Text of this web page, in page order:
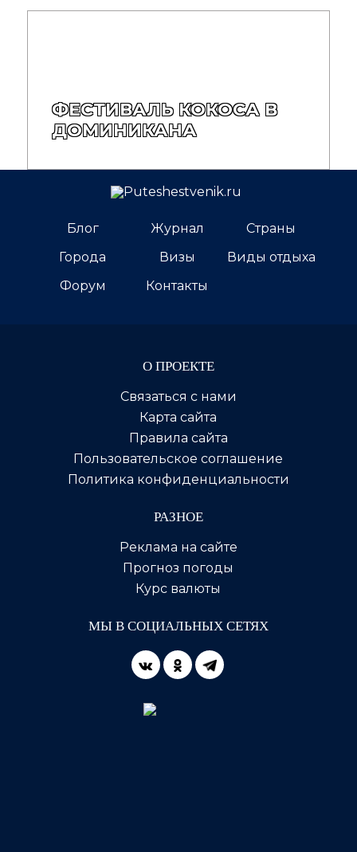
ФЕСТИВАЛЬ КОКОСА В
ДОМИНИКАНА
Блог Журнал
Страны
Города
Визы
Виды отдыха
Форум
Контакты
О ПРОЕКТЕ
Связаться с нами
Карта сайта
Правила сайта
Пользовательское соглашение
Политика конфиденциальности
РАЗНОЕ
Реклама на сайте
Прогноз погоды
Курс валюты
МЫ В СОЦИАЛЬНЫХ СЕТЯХ